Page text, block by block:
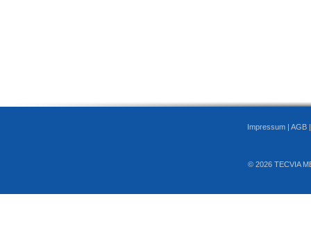
Impressum | AGB
© 2026 TECVIA